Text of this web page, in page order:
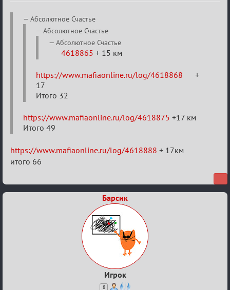
Re:
градусов
Бертозиму
Aбсолютное Счастье
Aбсолютное Счастье
Aбсолютное Счастье
4618865 + 15 км
https://www.mafiaonline.ru/log/4618868 +
17
Итого 32
https://www.mafiaonline.ru/log/4618875 +17 км
Итого 49
https://www.mafiaonline.ru/log/4618888 + 17км
итого 66
Барсик
Игрок
8